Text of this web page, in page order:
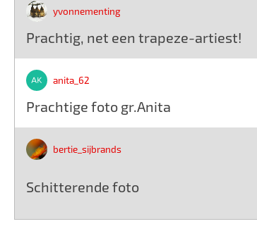
yvonnementing
Prachtig, net een trapeze-artiest!
anita_62
Prachtige foto gr.Anita
bertie_sijbrands
Schitterende foto